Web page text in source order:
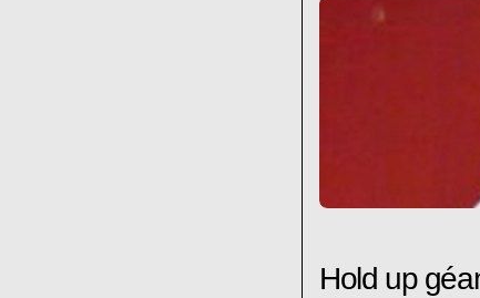
Hold up